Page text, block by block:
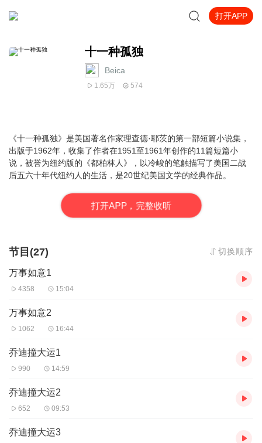
打开APP
十一种孤独
Beica
1.65万 574
《十一种孤独》是美国著名作家理查德·耶茨的第一部短篇小说集，
出版于1962年，收集了作者在1951至1961年创作的11篇短篇小
说，被誉为纽约版的《都柏林人》， 以冷峻的笔触描写了美国二战
后五六十年代纽约人的生活，是20世纪美国文学的经典作品。
打开APP，完整收听
节目(27) 切换顺序
万事如意1
4358 15:04
万事如意2
1062 16:44
乔迪撞大运1
990 14:59
乔迪撞大运2
652 09:53
乔迪撞大运3